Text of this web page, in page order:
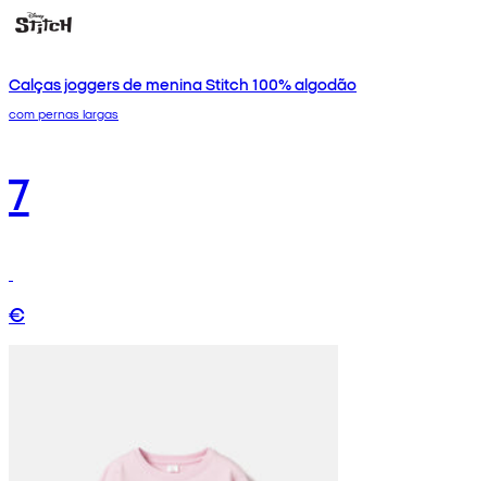
Calças joggers de menina Stitch 100% algodão
com pernas largas
7
€